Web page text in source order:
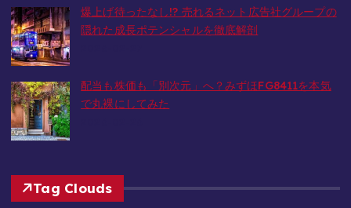
爆上げ待ったなし!? 売れるネット広告社グループの
隠れた成長ポテンシャルを徹底解剖
配当も株価も「別次元」へ？みずほFG8411を本気
で丸裸にしてみた
Tag Clouds